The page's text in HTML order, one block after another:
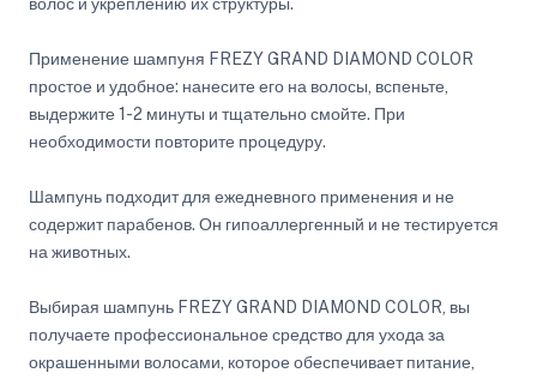
Применение шампуня FREZY GRAND DIAMOND COLOR
простое и удобное: нанесите его на волосы, вспеньте,
выдержите 1-2 минуты и тщательно смойте. При
необходимости повторите процедуру.
Шампунь подходит для ежедневного применения и не
содержит парабенов. Он гипоаллергенный и не тестируется
на животных.
Выбирая шампунь FREZY GRAND DIAMOND COLOR, вы
получаете профессиональное средство для ухода за
окрашенными волосами, которое обеспечивает питание,